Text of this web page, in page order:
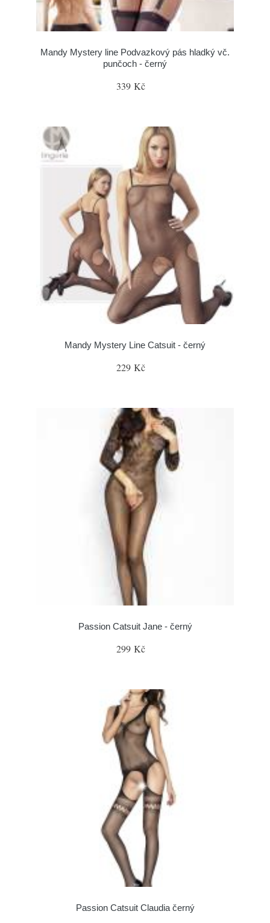
Mandy Mystery line Podvazkový pás hladký vč.
punčoch - černý
339 Kč
Mandy Mystery Line Catsuit - černý
229 Kč
Passion Catsuit Jane - černý
299 Kč
Passion Catsuit Claudia černý